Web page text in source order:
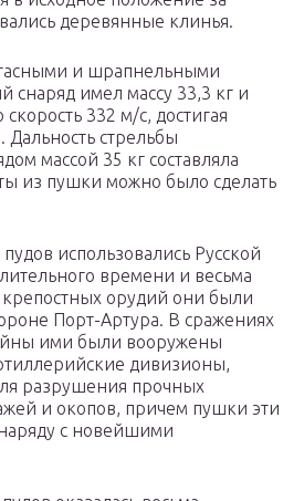
деревянные клинья.
и шрапнельными
снаряд имел массу 33,3 кг и
332 м/с, достигая
Дальность стрельбы
массой 35 кг составляла
из пушки можно было сделать
использовались Русской
времени и весьма
крепостных орудий они были
Порт-Артура. В сражениях
ими были вооружены
дивизионы,
разрушения прочных
и окопов, причем пушки эти
с новейшими